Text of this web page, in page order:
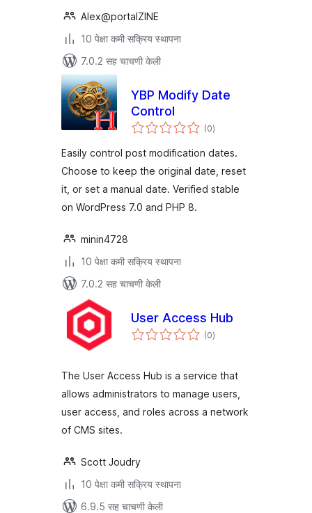
Alex@portalZINE
10 पेक्षा कमी सक्रिय स्थापना
7.0.2 सह चाचणी केली
YBP Modify Date
Control
(0एकूण
मूल्यांकन
)
Easily control post modification dates.
Choose to keep the original date, reset
it, or set a manual date. Verified stable
on WordPress 7.0 and PHP 8.
minin4728
10 पेक्षा कमी सक्रिय स्थापना
7.0.2 सह चाचणी केली
User Access Hub
(0एकूण
मूल्यांकन
)
The User Access Hub is a service that
allows administrators to manage users,
user access, and roles across a network
of CMS sites.
Scott Joudry
10 पेक्षा कमी सक्रिय स्थापना
6.9.5 सह चाचणी केली